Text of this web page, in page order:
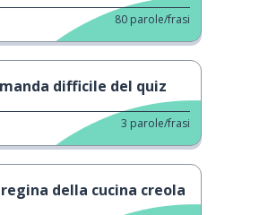
80 parole/frasi
difficile del quiz
3 parole/frasi
della cucina creola